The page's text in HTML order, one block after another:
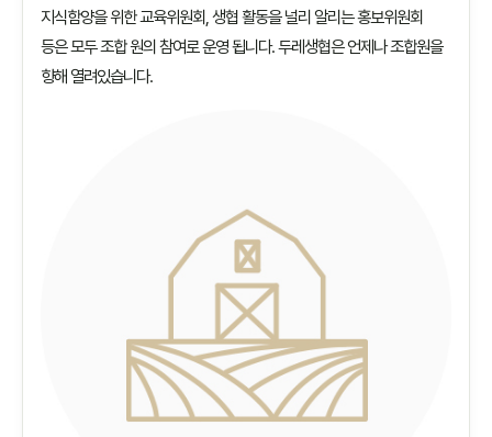
지식함양을 위한 교육위원회, 생협 활동을 널리 알리는 홍보위원회
등은 모두 조합 원의 참여로 운영 됩니다. 두레생협은 언제나 조합원을
향해 열려있습니다.